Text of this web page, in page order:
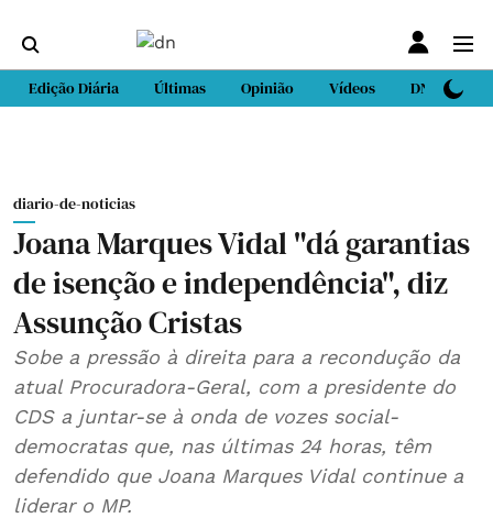
Edição Diária Últimas Opinião Vídeos DN Sport
diario-de-noticias
Joana Marques Vidal "dá garantias
de isenção e independência", diz
Assunção Cristas
Sobe a pressão à direita para a recondução da
atual Procuradora-Geral, com a presidente do
CDS a juntar-se à onda de vozes social-
democratas que, nas últimas 24 horas, têm
defendido que Joana Marques Vidal continue a
liderar o MP.